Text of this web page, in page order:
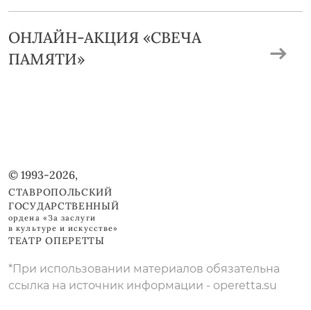
ОНЛАЙН-АКЦИЯ «СВЕЧА
ПАМЯТИ»
© 1993-2026,
СТАВРОПОЛЬСКИЙ
ГОСУДАРСТВЕННЫЙ
ордена «За заслуги
в культуре и искусстве»
ТЕАТР ОПЕРЕТТЫ
*При использовании материалов обязательна
ссылка на источник информации - operetta.su